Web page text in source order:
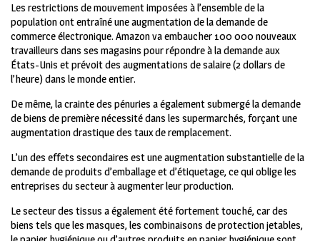
Les restrictions de mouvement imposées à l’ensemble de la
population ont entraîné une augmentation de la demande de
commerce électronique. Amazon va embaucher 100 000 nouveaux
travailleurs dans ses magasins pour répondre à la demande aux
États-Unis et prévoit des augmentations de salaire (2 dollars de
l’heure) dans le monde entier.
De même, la crainte des pénuries a également submergé la demande
de biens de première nécessité dans les supermarchés, forçant une
augmentation drastique des taux de remplacement.
L’un des effets secondaires est une augmentation substantielle de la
demande de produits d’emballage et d’étiquetage, ce qui oblige les
entreprises du secteur à augmenter leur production.
Le secteur des tissus a également été fortement touché, car des
biens tels que les masques, les combinaisons de protection jetables,